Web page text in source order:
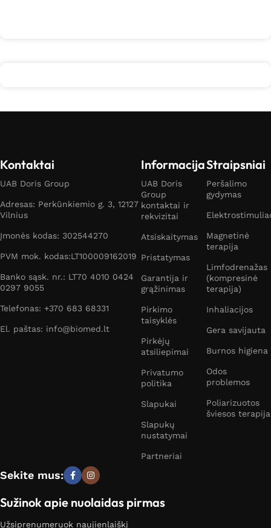
Kontaktai
UAB Doris Group
Adresas: Perkūnkiemio g. 3, 12127
Vilnius
Įmonės kodas: 302544270
PVM mok. kodas:LT100009162019
Banko sąsk. nr.: LT70 4010 0424
0297 9055
Telefonas: +370 683 68331
El. paštas: info@biomed.lt
Informacija
UAB Doris
Group
kontaktai ir
rekvizitai
Atsiskaitymas
Pristatymas
Garantija ir
grąžinimas
Pirkimo
taisyklės
Pirkėjų
atsiliepimai
Privatumo
politika
Slapukai
Slapukų
nustatymai
Partneriai
Straipsniai
Peršalimo
gydymas
Magnetinė
terapija
Limfodrenažas
(kompresinė
terapija)
Inhaliacijos
Gera savijauta
Burnos higiena
Odos
problemos
Poliarizuotos
šviesos terapija
Sekite mus:
Sužinok apie nuolaidas pirmas
Užsiprenumeruok naujienlaiškį